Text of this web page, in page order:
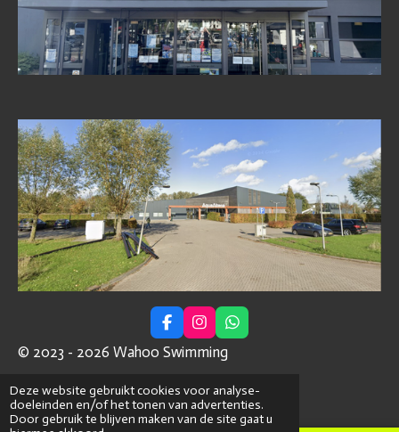
Deze website gebruikt cookies voor analyse-
doeleinden en/of het tonen van advertenties.
Door gebruik te blijven maken van de site gaat u
F
a
c
b
o
o
k
I
n
s
a
g
r
a
W
h
s
A
p
p
© 2023 - 2026 Wahoo Swimming